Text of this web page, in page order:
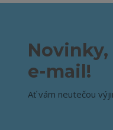
Novinky,
e-mail!
Ať vám neutečou